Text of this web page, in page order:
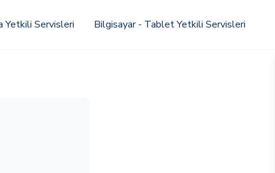
Yetkili Servisleri Bilgisayar - Tablet Yetkili Servisleri